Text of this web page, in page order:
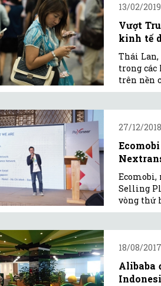
13/02/
Vượt
kinh tế
Thái Lan,
trong các
trên nền
27/12/
Ecomobi,
Selling
vòng thứ
18/08/
Alibaba